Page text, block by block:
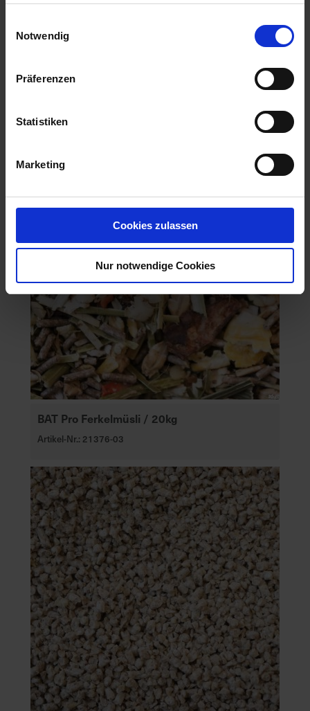
Notwendig
Präferenzen
Statistiken
Marketing
Cookies zulassen
Nur notwendige Cookies
BAT Pro Ferkelmüsli / 20kg
Artikel-Nr.: 21376-03